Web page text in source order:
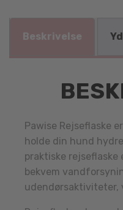
Beskrivelse
Pawise Rejseflaske
holde din hund
praktiske rejseflaske
bekvem
udendørsaktiviteter,